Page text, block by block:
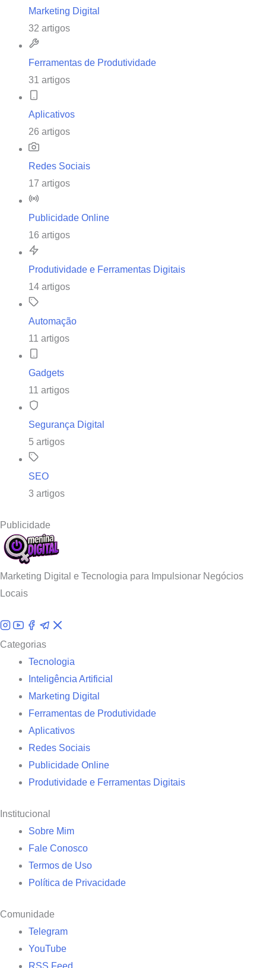
Marketing Digital
32 artigos
Ferramentas de Produtividade
31 artigos
Aplicativos
26 artigos
Redes Sociais
17 artigos
Publicidade Online
16 artigos
Produtividade e Ferramentas Digitais
14 artigos
Automação
11 artigos
Gadgets
11 artigos
Segurança Digital
5 artigos
SEO
3 artigos
Publicidade
Marketing Digital e Tecnologia para Impulsionar Negócios
Locais
Categorias
Tecnologia
Inteligência Artificial
Marketing Digital
Ferramentas de Produtividade
Aplicativos
Redes Sociais
Publicidade Online
Produtividade e Ferramentas Digitais
Institucional
Sobre Mim
Fale Conosco
Termos de Uso
Política de Privacidade
Comunidade
Telegram
YouTube
RSS Feed